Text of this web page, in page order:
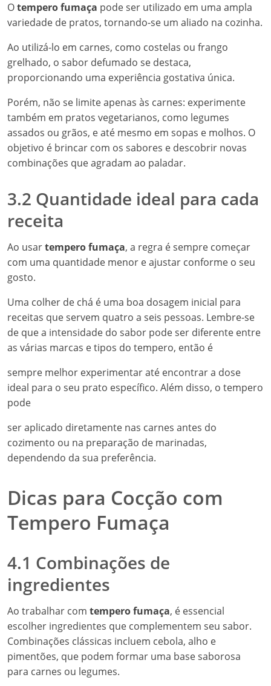
Otempero fumaça pode ser utilizado em uma ampla
variedade de pratos, tornando-se um aliado na cozinha.
Ao utilizá-lo em carnes, como costelas ou frango
grelhado, o sabor defumado se destaca,
proporcionando uma experiência gostativa única.
Porém, não se limite apenas às carnes: experimente
também em pratos vegetarianos, como legumes
assados ou grãos, e até mesmo em sopas e molhos. O
objetivo é brincar com os sabores e descobrir novas
combinações que agradam ao paladar.
3.2 Quantidade ideal para cada
receita
Ao usartempero fumaça, a regra é sempre começar
com uma quantidade menor e ajustar conforme o seu
gosto.
Uma colher de chá é uma boa dosagem inicial para
receitas que servem quatro a seis pessoas. Lembre-se
de que a intensidade do sabor pode ser diferente entre
as várias marcas e tipos do tempero, então é
sempre melhor experimentar até encontrar a dose
ideal para o seu prato específico. Além disso, o tempero
pode
ser aplicado diretamente nas carnes antes do
cozimento ou na preparação de marinadas,
dependendo da sua preferência.
Dicas para Cocção com
Tempero Fumaça
4.1 Combinações de
ingredientes
Ao trabalhar com tempero fumaça, é essencial
escolher ingredientes que complementem seu sabor.
Combinações clássicas incluem cebola, alho e
pimentões, que podem formar uma base saborosa
para carnes ou legumes.